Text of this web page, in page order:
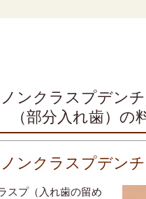
ノンクラスプデン
（部分入れ歯）の
ノンクラスプデン
スプ（入れ歯の留め